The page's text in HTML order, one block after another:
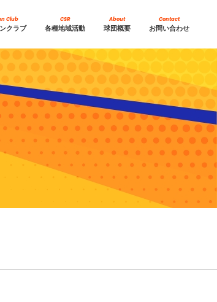
Club
クラブ
CSR
各種地域活動
About
球団概要
Contact
お問い合わせ